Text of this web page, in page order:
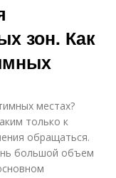
зон. Как
местах?
только к
обращаться.
большой объем